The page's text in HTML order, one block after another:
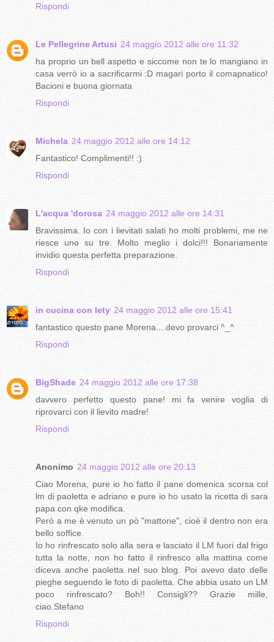
Rispondi
Le Pellegrine Artusi 24 maggio 2012 alle ore 11:32
ha proprio un bell aspetto e siccome non te lo mangiano in
casa verrò io a sacrificarmi :D magari porto il comapnatico!
Bacioni e buona giornata
Rispondi
Michela 24 maggio 2012 alle ore 14:12
Fantastico! Complimenti!! :)
Rispondi
L'acqua 'dorosa 24 maggio 2012 alle ore 14:31
Bravissima. Io con i lievitati salati ho molti problemi, me ne
riesce uno su tre. Molto meglio i dolci!!! Bonariamente
invidio questa perfetta preparazione.
Rispondi
in cucina con lety 24 maggio 2012 alle ore 15:41
fantastico questo pane Morena....devo provarci ^_^
Rispondi
BigShade 24 maggio 2012 alle ore 17:38
davvero perfetto questo pane! mi fa venire voglia di
riprovarci con il lievito madre!
Rispondi
Anonimo 24 maggio 2012 alle ore 20:13
Ciao Morena, pure io ho fatto il pane domenica scorsa col
lm di paoletta e adriano e pure io ho usato la ricetta di sara
papa con qke modifica.
Però a me è venuto un pò "mattone", cioè il dentro non era
bello soffice.
Io ho rinfrescato solo alla sera e lasciato il LM fuori dal frigo
tutta la notte, non ho fatto il rinfresco alla mattina come
diceva anche paoletta nel suo blog. Poi avevo dato delle
pieghe seguendo le foto di paoletta. Che abbia usato un LM
poco rinfrescato? Boh!! Consigli?? Grazie mille,
ciao.Stefano
Rispondi